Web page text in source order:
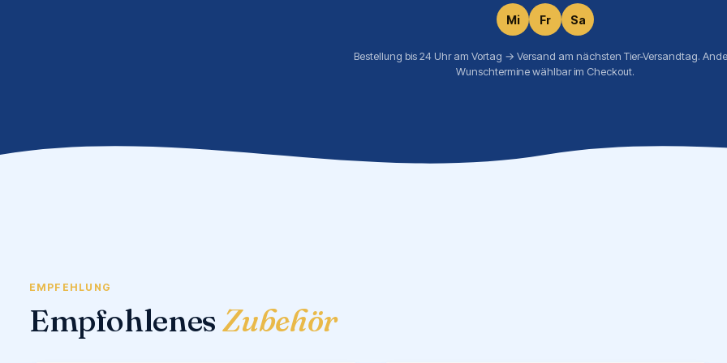
Mi Fr Sa
Bestellung bis 24 Uhr am Vortag → Versand am nächsten Tier-Versandtag.
Wunschtermine wählbar im Checkout.
EMPFEHLUNG
EmpfohlenesZubehör